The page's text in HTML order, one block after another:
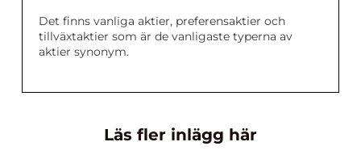
Det finns vanliga aktier, preferensaktier och
tillväxtaktier som är de vanligaste typerna av
aktier synonym.
Läs fler inlägg här